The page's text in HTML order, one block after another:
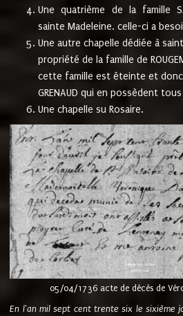
Une quatrième de la famille
sainte Madeleine. celle-ci a
Une autre chapelle dédiée à
propriété de la famille de
cette famille est éteinte et
GRENAUD qui en possèdent
Une chapelle su Rosaire.
05/04/1736 acte de décès de
En l'an mil sept cent trente six le sixième